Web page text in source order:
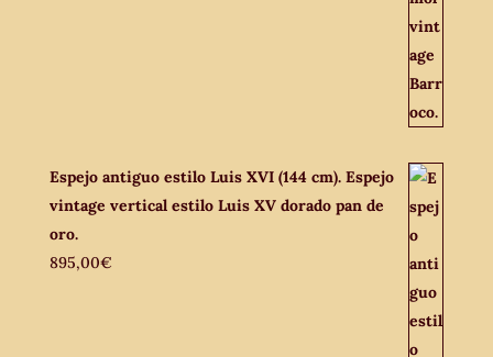
Espejo antiguo estilo Luis XVI (144 cm). Espejo
vintage vertical estilo Luis XV dorado pan de
oro.
895,00€